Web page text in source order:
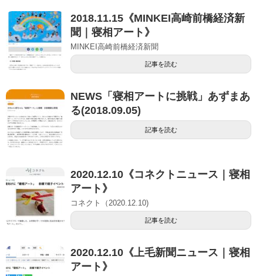
2018.11.15《MINKEI高崎前橋経済新
聞｜寝相アート》
MINKEI高崎前橋経済新聞
記事を読む
NEWS「寝相アートに挑戦」あずまあ
る(2018.09.05)
記事を読む
2020.12.10《コネクトニュース｜寝相
アート》
コネクト（2020.12.10)
記事を読む
2020.12.10《上毛新聞ニュース｜寝相
アート》